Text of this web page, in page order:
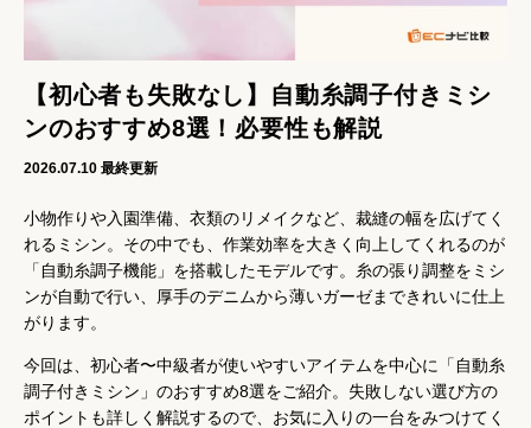
【初心者も失敗なし】自動糸調子付きミシ
ンのおすすめ8選！必要性も解説
2026.07.10 最終更新
小物作りや入園準備、衣類のリメイクなど、裁縫の幅を広げてく
れるミシン。その中でも、作業効率を大きく向上してくれるのが
「自動糸調子機能」を搭載したモデルです。糸の張り調整をミシ
ンが自動で行い、厚手のデニムから薄いガーゼまできれいに仕上
がります。
今回は、初心者〜中級者が使いやすいアイテムを中心に「自動糸
調子付きミシン」のおすすめ8選をご紹介。失敗しない選び方の
ポイントも詳しく解説するので、お気に入りの一台をみつけてく